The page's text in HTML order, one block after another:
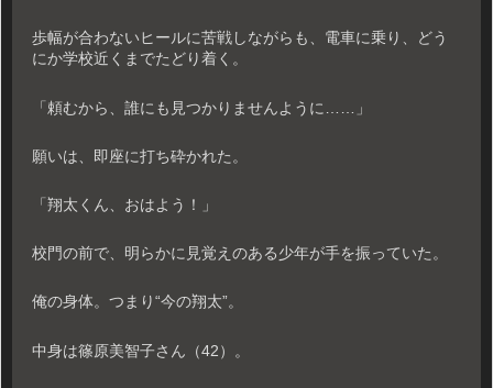
歩幅が合わないヒールに苦戦しながらも、電車に乗り、どう
にか学校近くまでたどり着く。
「頼むから、誰にも見つかりませんように……」
願いは、即座に打ち砕かれた。
「翔太くん、おはよう！」
校門の前で、明らかに見覚えのある少年が手を振っていた。
俺の身体。つまり“今の翔太”。
中身は篠原美智子さん（42）。